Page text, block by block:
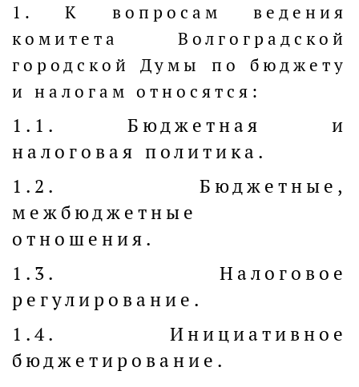
1. К вопросам ведения
комитета Волгоградской
городской Думы по бюджету
и налогам относятся:
1.1. Бюджетная и
налоговая политика.
1.2. Бюджетные,
межбюджетные
отношения.
1.3. Налоговое
регулирование.
1.4. Инициативное
бюджетирование.